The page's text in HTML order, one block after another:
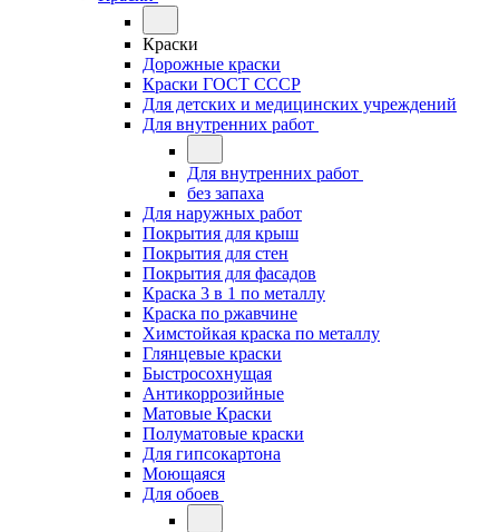
Краски
Дорожные краски
Краски ГОСТ СССР
Для детских и медицинских учреждений
Для внутренних работ
Для внутренних работ
без запаха
Для наружных работ
Покрытия для крыш
Покрытия для стен
Покрытия для фасадов
Краска 3 в 1 по металлу
Краска по ржавчине
Химстойкая краска по металлу
Глянцевые краски
Быстросохнущая
Антикоррозийные
Матовые Краски
Полуматовые краски
Для гипсокартона
Моющаяся
Для обоев